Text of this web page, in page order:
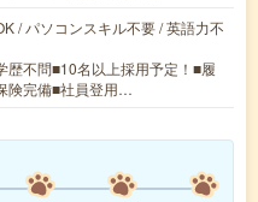
/ パソコンスキル不要 / 英語力不
歴不問■10名以上採用予定！■履
険完備■社員登用…